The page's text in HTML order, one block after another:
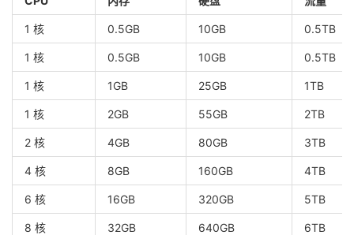
1 核 0.5GB 10GB 0.5TB
1 核 0.5GB 10GB 0.5TB
1 核 1GB 25GB 1TB
1 核 2GB 55GB 2TB
2 核 4GB 80GB 3TB
4 核 8GB 160GB 4TB
6 核 16GB 320GB 5TB
8 核 32GB 640GB 6TB